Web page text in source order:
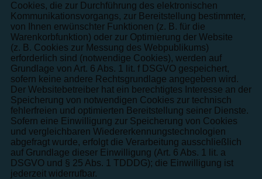
Cookies, die zur Durchführung des elektronischen
Kommunikationsvorgangs, zur Bereitstellung bestimmter,
von Ihnen erwünschter Funktionen (z. B. für die
Warenkorbfunktion) oder zur Optimierung der Website
(z. B. Cookies zur Messung des Webpublikums)
erforderlich sind (notwendige Cookies), werden auf
Grundlage von Art. 6 Abs. 1 lit. f DSGVO gespeichert,
sofern keine andere Rechtsgrundlage angegeben wird.
Der Websitebetreiber hat ein berechtigtes Interesse an der
Speicherung von notwendigen Cookies zur technisch
fehlerfreien und optimierten Bereitstellung seiner Dienste.
Sofern eine Einwilligung zur Speicherung von Cookies
und vergleichbaren Wiedererkennungstechnologien
abgefragt wurde, erfolgt die Verarbeitung ausschließlich
auf Grundlage dieser Einwilligung (Art. 6 Abs. 1 lit. a
DSGVO und § 25 Abs. 1 TDDDG); die Einwilligung ist
jederzeit widerrufbar.